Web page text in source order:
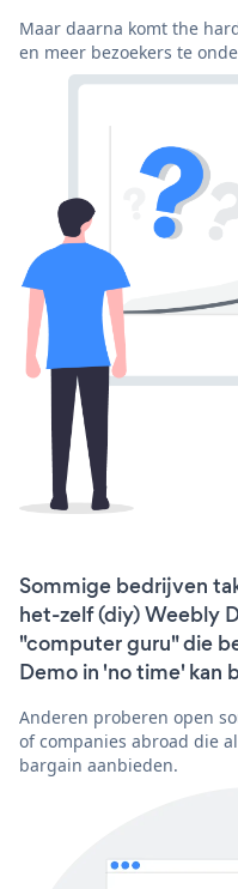
Maar daarna komt the
en meer bezoekers te
Sommige bedrijven
het-zelf (diy) Weebly
"computer guru" die
Demo in 'no time' kan
Anderen proberen open
of companies abroad die
bargain aanbieden.